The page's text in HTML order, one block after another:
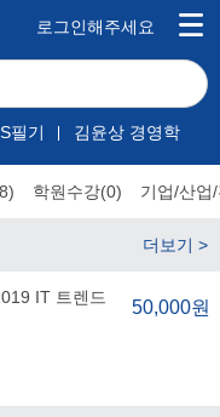
로그인해주세요
필기 김윤상 경영학
학원수강(0) 기업/산업
더보기 >
IT 트렌드 50,000원